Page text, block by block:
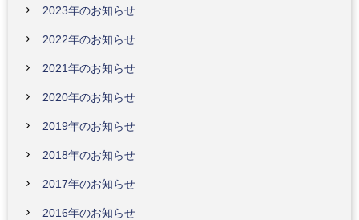
2023年のお知らせ
2022年のお知らせ
2021年のお知らせ
2020年のお知らせ
2019年のお知らせ
2018年のお知らせ
2017年のお知らせ
2016年のお知らせ